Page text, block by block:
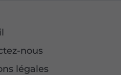
nous
légales